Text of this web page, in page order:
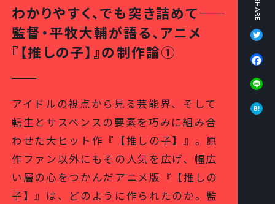
わかりやすく、でも突き詰めて――
監督・平牧大輔が語る、アニメ
『【推しの子】』の制作論①
アイドルの視点から見る芸能界、そして
転生とサスペンスの要素を巧みに組み合
わせた大ヒット作『【推しの子】』。原
作ファン以外にもその人気を広げ、幅広
い層の心をつかんだアニメ版『【推しの
子】』は、どのように作られたのか。監